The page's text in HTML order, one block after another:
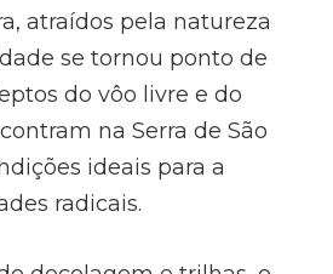
atraídos pela natureza
se tornou ponto de
do vôo livre e do
na Serra de São
ideais para a
radicais.